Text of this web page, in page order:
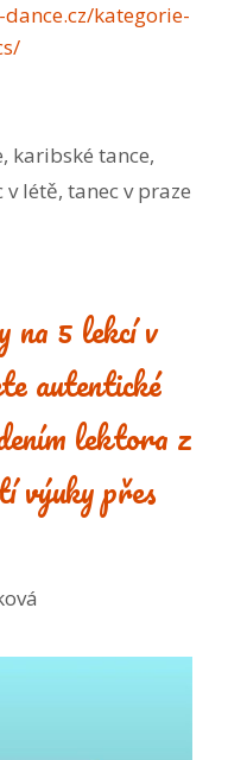
kategorie-
, karibské tance,
v létě, tanec v praze
na 5 lekcí v
autentické
lektora z
výuky přes